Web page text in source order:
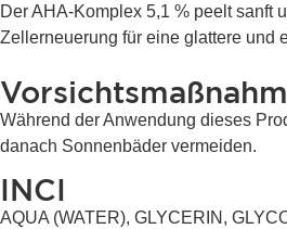
Der AHA-Komplex 5,1 % peelt sanft
Zellerneuerung für eine glattere und
Während der Anwendung dieses
danach Sonnenbäder vermeiden.
INCI
AQUA (WATER), GLYCERIN,